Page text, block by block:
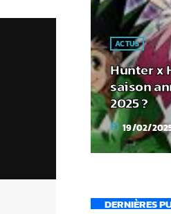
ACTUS
Hunter x
saison
2025 ?
today 19/02/
DERNIÈRES